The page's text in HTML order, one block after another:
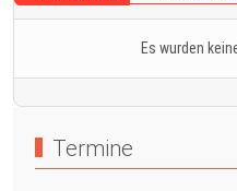
Es wurden
Termine